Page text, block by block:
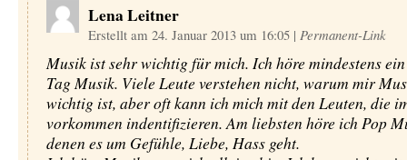
Lena Leitner
Erstellt am 24. Januar 2013 um 16:05 | Permanent-Link
Musik ist sehr wichtig für mich. Ich höre mindestens
Tag Musik. Viele Leute verstehen nicht, warum mir
wichtig ist, aber oft kann ich mich mit den Leuten, die
vorkommen indentifizieren. Am liebsten höre ich Pop
denen es um Gefühle, Liebe, Hass geht.